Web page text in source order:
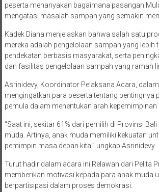
peserta menanyakan bagaimana pasangan
mengatasi masalah sampah yang semakin
Kadek Diana menjelaskan bahwa salah satu
mereka adalah pengelolaan sampah yang lebih
pendekatan berbasis masyarakat, serta
dan fasilitas pengelolaan sampah yang ramah
Asrinidevy, Koordinator Pelaksana Acara,
mengingatkan para peserta tentang pentingnya
pemula dalam menentukan arah kepemimpinan
“Saat ini, sekitar 61% dari pemilih di Provinsi
muda. Artinya, anak muda memiliki kekuatan
pemimpin masa depan kita,” ungkap Asrinidevy.
Turut hadir dalam acara ini Relawan dari Pelita
memberikan motivasi kepada para anak muda
berpartisipasi dalam proses demokrasi.